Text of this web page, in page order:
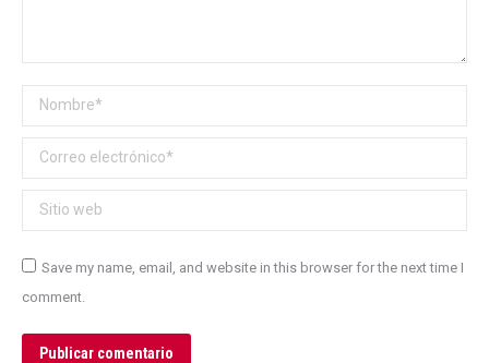
Nombre *
Correo electrónico *
Sitio web
Save my name, email, and website in this browser for the next time I
comment.
Publicar comentario